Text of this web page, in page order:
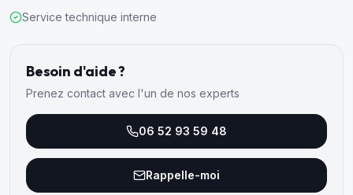
Service technique interne
Besoin d'aide ?
Prenez contact avec l'un de nos experts
06 52 93 59 48
Rappelle-moi